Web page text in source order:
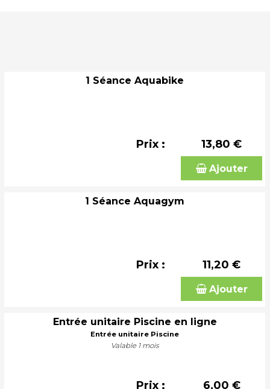
1 Séance Aquabike
Prix : 13,80 €
Ajouter
1 Séance Aquagym
Prix : 11,20 €
Ajouter
Entrée unitaire Piscine en ligne
Entrée unitaire Piscine
Valable 1 mois
Prix : 6,00 €